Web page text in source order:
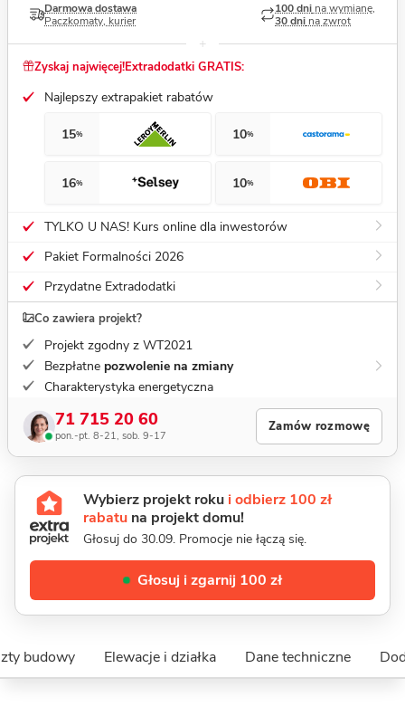
Darmowa dostawa
Paczkomaty, kurier
100 dni na wymianę,
30 dni na zwrot
Zyskaj najwięcej!Extradodatki GRATIS:
Najlepszy extrapakiet rabatów
15% 10%
16% 10%
TYLKO U NAS! Kurs online dla inwestorów
Pakiet Formalności 2026
Przydatne Extradodatki
Co zawiera projekt?
Projekt zgodny z WT2021
Bezpłatne pozwolenie na zmiany
Charakterystyka energetyczna
71 715 20 60
pon.-pt. 8-21, sob. 9-17
Zamów rozmowę
Wybierz projekt roku i odbierz 100 zł
rabatu na projekt domu!
Głosuj do 30.09. Promocje nie łączą się.
Głosuj i zgarnij 100 zł
budowy Elewacje i działka Dane techniczne